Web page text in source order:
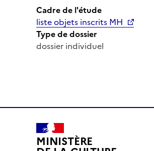
Cadre de l'étude
liste objets inscrits MH
Type de dossier
dossier individuel
MINISTÈRE